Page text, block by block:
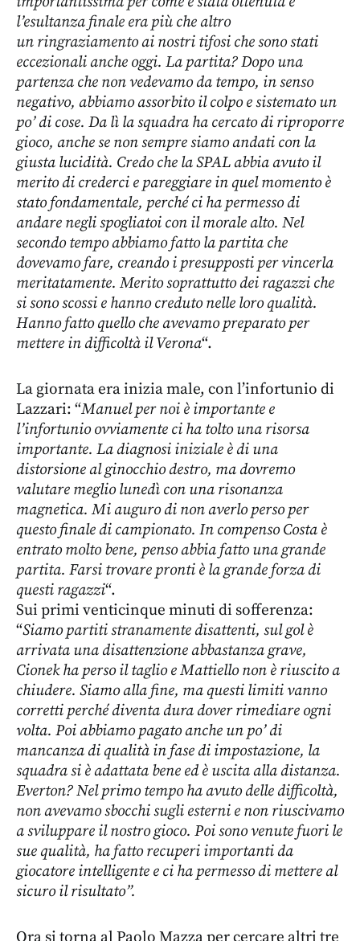
l’esultanza finale era più che altro
un ringraziamento ai nostri tifosi che sono stati
eccezionali anche oggi. La partita? Dopo una
partenza che non vedevamo da tempo, in senso
negativo, abbiamo assorbito il colpo e sistemato un
po’ di cose. Da lì la squadra ha cercato di riproporre
gioco, anche se non sempre siamo andati con la
giusta lucidità. Credo che la SPAL abbia avuto il
merito di crederci e pareggiare in quel momento è
stato fondamentale, perché ci ha permesso di
andare negli spogliatoi con il morale alto. Nel
secondo tempo abbiamo fatto la partita che
dovevamo fare, creando i presupposti per vincerla
meritatamente. Merito soprattutto dei ragazzi che
si sono scossi e hanno creduto nelle loro qualità.
Hanno fatto quello che avevamo preparato per
mettere in difficoltà il Verona“.
La giornata era inizia male, con l’infortunio di
Lazzari: “Manuel per noi è importante e
l’infortunio ovviamente ci ha tolto una risorsa
importante. La diagnosi iniziale è di una
distorsione al ginocchio destro, ma dovremo
valutare meglio lunedì con una risonanza
magnetica. Mi auguro di non averlo perso per
questo finale di campionato. In compenso Costa è
entrato molto bene, penso abbia fatto una grande
partita. Farsi trovare pronti è la grande forza di
questi ragazzi“.
Sui primi venticinque minuti di sofferenza:
“Siamo partiti stranamente disattenti, sul gol è
arrivata una disattenzione abbastanza grave,
Cionek ha perso il taglio e Mattiello non è riuscito a
chiudere. Siamo alla fine, ma questi limiti vanno
corretti perché diventa dura dover rimediare ogni
volta. Poi abbiamo pagato anche un po’ di
mancanza di qualità in fase di impostazione, la
squadra si è adattata bene ed è uscita alla distanza.
Everton? Nel primo tempo ha avuto delle difficoltà,
non avevamo sbocchi sugli esterni e non riuscivamo
a sviluppare il nostro gioco. Poi sono venute fuori le
sue qualità, ha fatto recuperi importanti da
giocatore intelligente e ci ha permesso di mettere al
sicuro il risultato”.
Ora si torna al Paolo Mazza per cercare altri tre